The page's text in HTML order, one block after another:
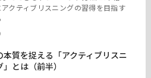
アクティブリスニングの習得を目指す
本質を捉える「アクティブリスニ
」とは（前半）